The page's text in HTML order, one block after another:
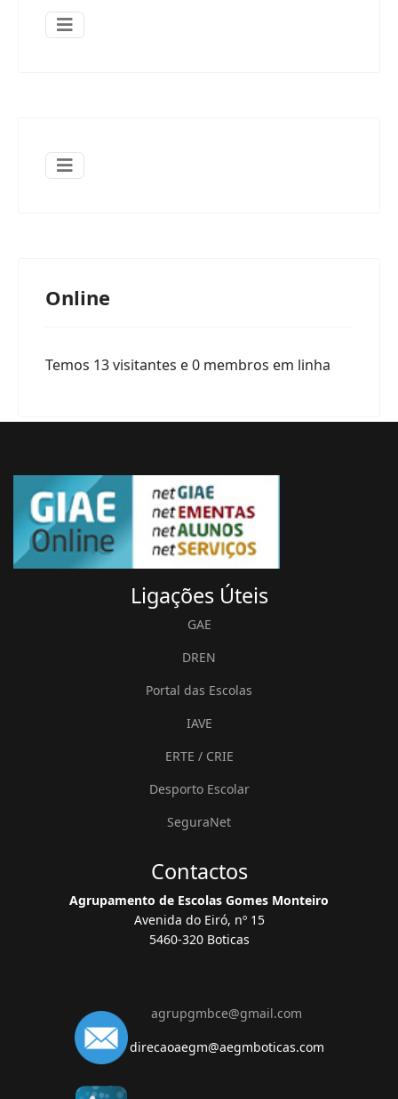
Online
Temos 13 visitantes e 0 membros em linha
LigaçõesÚteis
GAE
DREN
Portal das Escolas
IAVE
ERTE / CRIE
Desporto Escolar
SeguraNet
Contactos
Agrupamento de Escolas Gomes Monteiro
Avenida do Eiró, nº 15
5460-320 Boticas
agrupgmbce@gmail.com
direcaoaegm@aegmboticas.com